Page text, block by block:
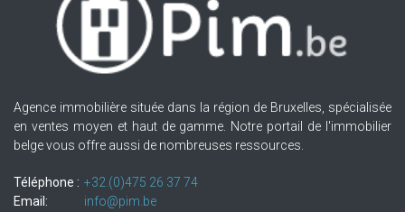
Agence immobilière située dans la région de Bruxelles, spécialisée
en ventes moyen et haut de gamme. Notre portail de l'immobilier
belge vous offre aussi de nombreuses ressources.
Téléphone : +32.(0)475 26 37 74
Email:
info@pim.be